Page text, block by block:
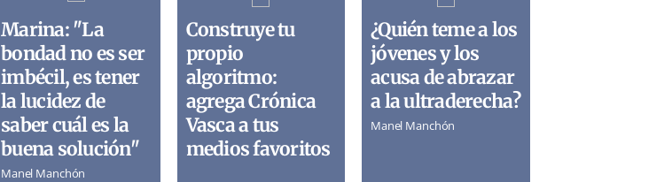
Marina: "La
bondad no es ser
imbécil, es tener
la lucidez de
saber cuál es la
buena solución"
Manel Manchón
Construye tu
propio
algoritmo:
agrega Crónica
Vasca a tus
medios favoritos
¿Quién teme a los
jóvenes y los
acusa de abrazar
a la ultraderecha?
Manel Manchón